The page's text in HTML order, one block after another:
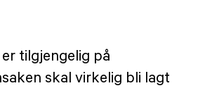
tilgjengelig på
skal virkelig bli lagt